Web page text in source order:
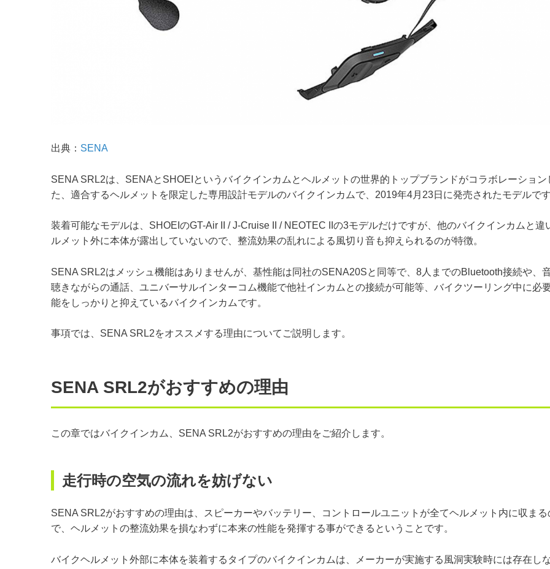
出典： SENA
SENA SRL2は、SENAとSHOEIというバイクインカムとヘルメットの世界的トップブランドがコラボレーション
た、適合するヘルメットを限定した専用設計モデルのバイクインカムで、2019年4月23日に発売されたモデルです
装着可能なモデルは、SHOEIのGT-Air II / J-Cruise II / NEOTEC IIの3モデルだけですが、他のバイクインカムと違
ルメット外に本体が露出していないので、整流効果の乱れによる風切り音も抑えられるのが特徴。
SENA SRL2はメッシュ機能はありませんが、基性能は同社のSENA20Sと同等で、8人までのBluetooth接続や、
聴きながらの通話、ユニバーサルインターコム機能で他社インカムとの接続が可能等、バイクツーリング中に必
能をしっかりと抑えているバイクインカムです。
事項では、SENA SRL2をオススメする理由についてご説明します。
SENA SRL2がおすすめの理由
この章ではバイクインカム、SENA SRL2がおすすめの理由をご紹介します。
走行時の空気の流れを妨げない
SENA SRL2がおすすめの理由は、スピーカーやバッテリー、コントロールユニットが全てヘルメット内に収まる
で、ヘルメットの整流効果を損なわずに本来の性能を発揮する事ができるということです。
バイクヘルメット外部に本体を装着するタイプのバイクインカムは、メーカーが実施する風洞実験時には存在し